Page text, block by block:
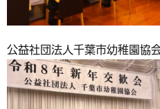
公益社団法人千葉市幼稚園協